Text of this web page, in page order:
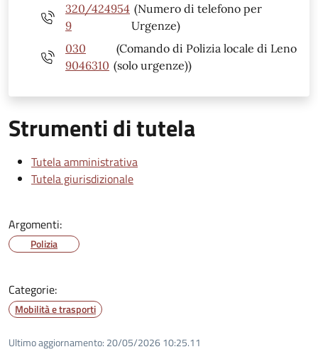
320/424954
9
(Numero di telefono per
Urgenze)
030
9046310
(Comando di Polizia locale di Leno
(solo urgenze))
Strumenti di tutela
Tutela amministrativa
Tutela giurisdizionale
Argomenti:
Polizia
Categorie:
Mobilità e trasporti
Ultimo aggiornamento: 20/05/2026 10:25.11